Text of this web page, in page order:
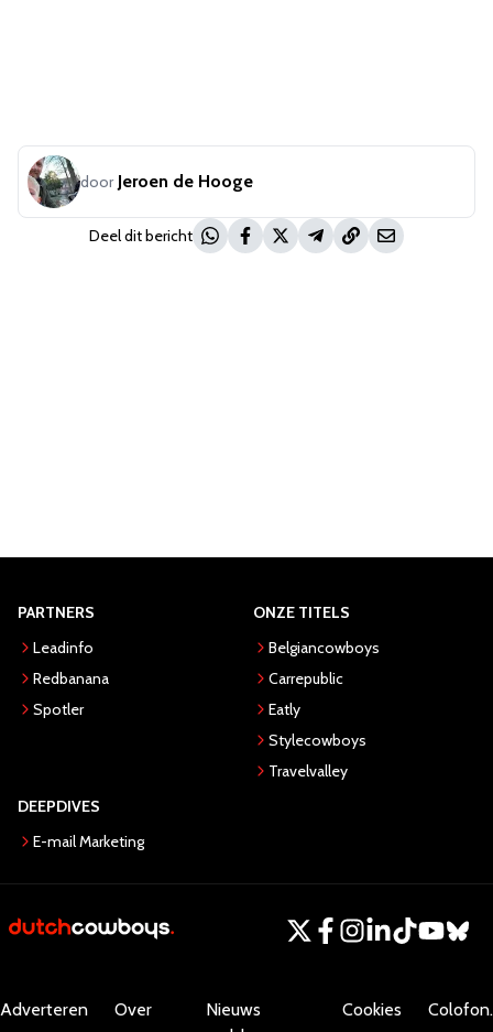
door Jeroen de Hooge
Deel dit bericht
PARTNERS
Leadinfo
Redbanana
Spotler
ONZE TITELS
Belgiancowboys
Carrepublic
Eatly
Stylecowboys
Travelvalley
DEEPDIVES
E-mail Marketing
Adverteren
Over
Nieuws
Cookies Colofon.